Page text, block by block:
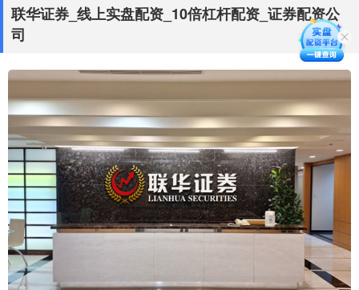
联华证券_线上实盘配资_10倍杠杆配资_证券配资公
司